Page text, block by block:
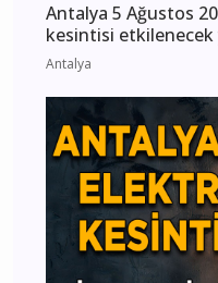
Antalya 5 Ağustos
kesintisi etkilenecek
Antalya